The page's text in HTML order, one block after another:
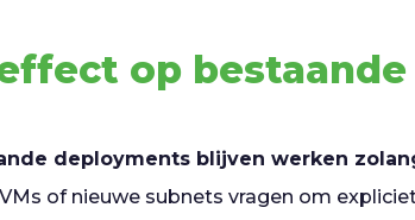
op
deployments blijven werken
of nieuwe subnets vragen om